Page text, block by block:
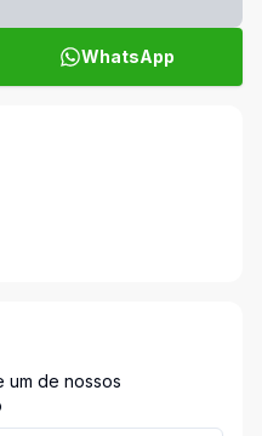
WhatsApp
um de nossos